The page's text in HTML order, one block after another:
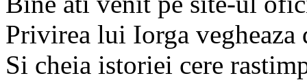
Privirea lui Iorga
Si cheia istoriei cere